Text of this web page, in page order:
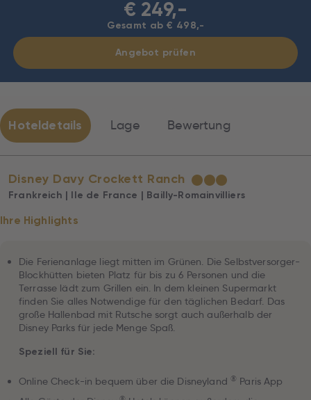
€ 249,-
Gesamt ab € 498,-
Angebot prüfen
Hoteldetails Lage Bewertung
Disney Davy Crockett Ranch ★★★
Frankreich | Ile de France | Bailly-Romainvilliers
Ihre Highlights
Die Ferienanlage liegt mitten im Grünen. Die Selbstversorger-
Blockhütten bieten Platz für bis zu 6 Personen und die
Terrasse lädt zum Grillen ein. In dem kleinen Supermarkt
finden Sie alles Notwendige für den täglichen Bedarf. Das
große Hallenbad mit Rutsche sorgt auch außerhalb der
Disney Parks für jede Menge Spaß.
Speziell für Sie:
Online Check-in bequem über die Disneyland ® Paris App